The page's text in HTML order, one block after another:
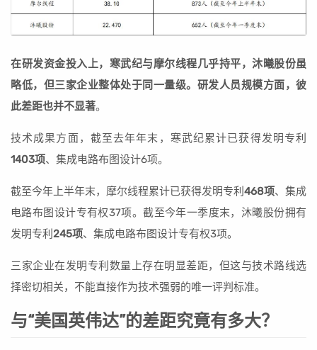
在研发资金投入上，寒武纪与摩尔线程几乎持平，沐曦股份虽
略低，但三家企业整体处于同一量级。研发人员规模方面，彼
此差距也并不显著。
技术成果方面，截至去年年末，寒武纪累计已获得发明专利
1403项、集成电路布图设计6项。
截至今年上半年末，摩尔线程累计已获得发明专利 468项、集成
电路布图设计专有权37项。截至今年一季度末，沐曦股份拥有
发明专利 245项、集成电路布图设计专有权3项。
三家企业在发明专利数量上存在明显差距，但这与技术路线选
择密切相关，不能直接作为技术强弱的唯一评判标准。
与“美国英伟达”的差距究竟有多大？